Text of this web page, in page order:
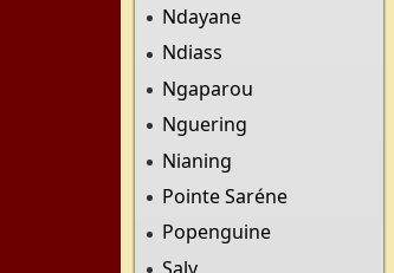
Ndayane
Ndiass
Ngaparou
Nguering
Nianing
Pointe Saréne
Popenguine